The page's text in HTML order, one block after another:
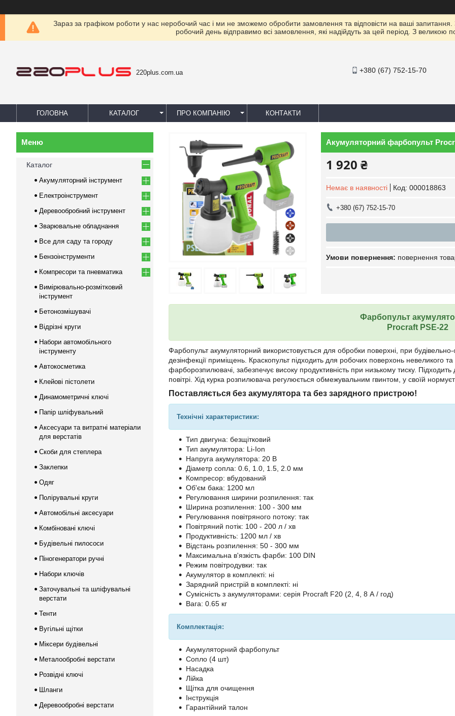
Зараз за графіком роботи у нас неробочий час і ми не зможемо обробити замовлення та відповісти на ваші
робочий день відправимо всі замовлення, які надійдуть за цей період. З великою
220plus.com.ua +380 (67) 752-15-70
ГОЛОВНА КАТАЛОГ ПРО КОМПАНІЮ КОНТАКТИ
Акумуляторний фарбопульт
1 920 ₴
Немає в наявності Код: 000018863
+380 (67) 752-15-70
повернення
Фарбопульт
Procraft PSE-22
Фарбопульт акумуляторний використовується для обробки поверхні, при
дезінфекції приміщень. Краскопульт підходить для робочих поверхонь невеликого
фарборозпилювачі, забезпечує високу продуктивність при низькому тиску.
повітрі. Хід курка розпилювача регулюється обмежувальним гвинтом, у своїй
Поставляється без акумулятора та без зарядного пристрою!
Технічні характеристики:
Тип двигуна: безщітковий
Тип акумулятора: Li-Ion
Напруга акумулятора: 20 В
Діаметр сопла: 0.6, 1.0, 1.5, 2.0 мм
Компресор: вбудований
Об'єм бака: 1200 мл
Регулювання ширини розпилення: так
Ширина розпилення: 100 - 300 мм
Регулювання повітряного потоку: так
Повітряний потік: 100 - 200 л / хв
Продуктивність: 1200 мл / хв
Відстань розпилення: 50 - 300 мм
Максимальна в'язкість фарби: 100 DIN
Режим повітродувки: так
Акумулятор в комплекті: ні
Зарядний пристрій в комплекті: ні
Сумісність з акумуляторами: серія Procraft F20 (2, 4, 8 А / год)
Вага: 0.65 кг
Комплектація:
Акумуляторний фарбопульт
Сопло (4 шт)
Насадка
Лійка
Щітка для очищення
Інструкція
Гарантійний талон
Каталог
Акумуляторний інструмент
Електроінструмент
Деревообробний інструмент
Зварювальне обладнання
Все для саду та городу
Бензоінструменти
Компресори та пневматика
Вимірювально-розмітковий
інструмент
Бетонозмішувачі
Відрізні круги
Набори автомобільного
інструменту
Автокосметика
Клейові пістолети
Динамометричні ключі
Папір шліфувальний
Аксесуари та витратні матеріали
для верстатів
Скоби для степлера
Заклепки
Одяг
Полірувальні круги
Автомобільні аксесуари
Комбіновані ключі
Будівельні пилососи
Піногенератори ручні
Набори ключів
Заточувальні та шліфувальні
верстати
Тенти
Вугільні щітки
Міксери будівельні
Металообробні верстати
Розвідні ключі
Шланги
Деревообробні верстати